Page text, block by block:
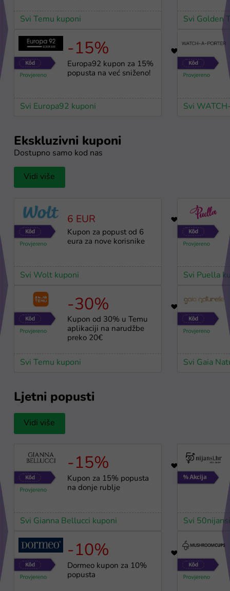
Svi Temu kuponi
-15%
Europa92 kupon za 15%
popusta na već sniženo!
Svi Europa92 kuponi
Svi Golden
Svi
Ekskluzivni kuponi
Dostupno samo kod nas
Vidi više
6 EUR
Kupon za popust od 6
eura za nove korisnike
Svi Wolt kuponi
-30%
Kupon od 30% u Temu
aplikaciji na narudžbe
preko 20€
Svi Temu kuponi
Svi Puella
Svi Gaia
Ljetni popusti
Vidi više
-15%
Kupon za 15% popusta
na donje rublje
Svi Gianna Bellucci kuponi
-10%
Dormeo kupon za 10%
popusta
Svi